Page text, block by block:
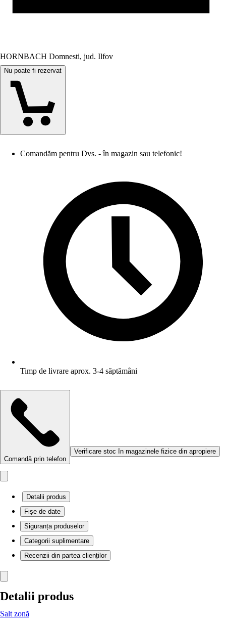
HORNBACH Domnesti, jud. Ilfov
Nu poate fi rezervat
Comandăm pentru Dvs. - în magazin sau telefonic!
Timp de livrare aprox. 3-4 săptămâni
Comandă prin telefon
Verificare stoc în magazinele fizice din apropiere
Detalii produs
Fișe de date
Siguranța produselor
Categorii suplimentare
Recenzii din partea clienților
Detalii produs
Salt zonă